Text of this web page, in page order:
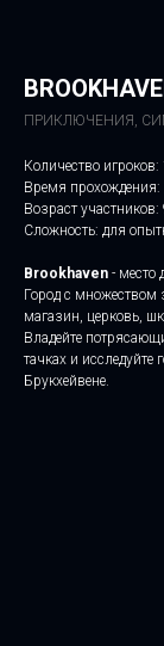
ПРИКЛЮЧЕНИЯ,
Количество игроков:
Время прохождения:
Возраст участников:
Сложность: для
Brookhaven - место
Город с множеством
магазин, церковь,
Владейте
тачках и исследуйте
Брукхейвене.